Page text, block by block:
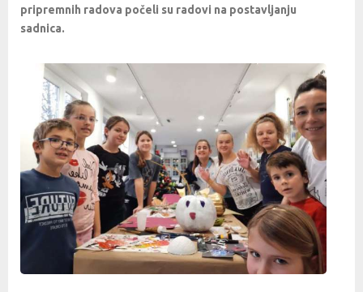
pripremnih radova počeli su radovi na postavljanju
sadnica.